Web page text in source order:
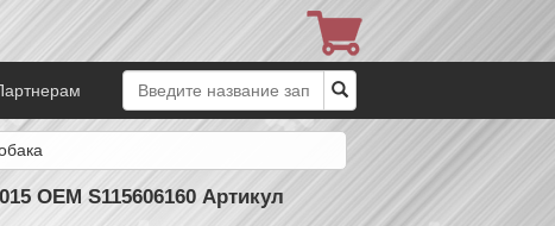
OEM S115606160 Артикул